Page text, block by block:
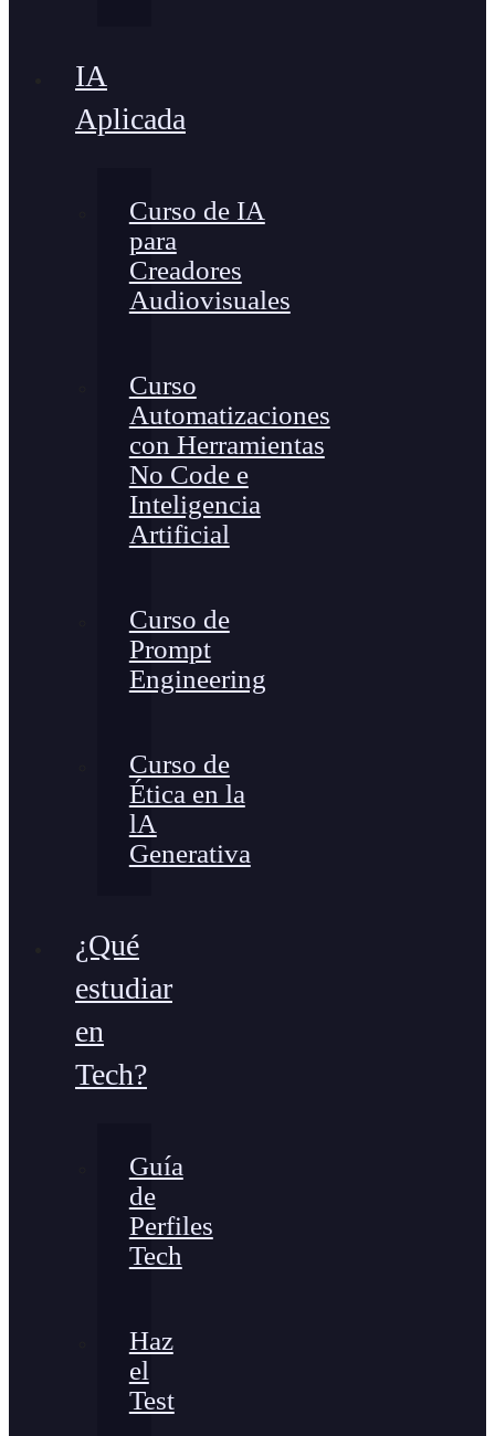
IA
Aplicada
Curso de IA
para
Creadores
Audiovisuales
Curso
Automatizaciones
con Herramientas
No Code e
Inteligencia
Artificial
Curso de
Prompt
Engineering
Curso de
Ética en la
lA
Generativa
¿Qué
estudiar
en
Tech?
Guía
de
Perfiles
Tech
Haz
el
Test